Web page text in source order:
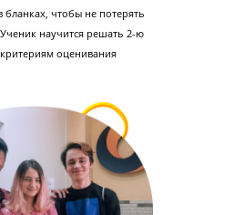
по литературе
которое поможет
любые задачи во 2-й части